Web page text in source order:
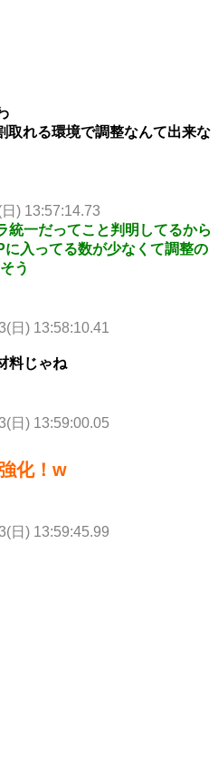
取れる環境で調整なんて出来な
) 13:57:14.73
統一だってこと判明してるから
入ってる数が少なくて調整の
う
日) 13:58:10.41
料じゃね
日) 13:59:00.05
化！w
日) 13:59:45.99